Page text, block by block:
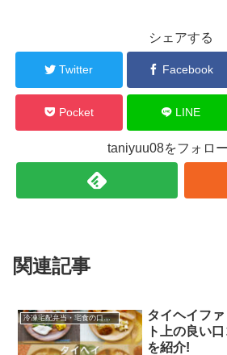
シェアする
Twitter Facebook
Pocket LINE
taniyuu08をフォロ
関連記事
冷凍宅配弁当・宅食の口コミなど
タイヘイフ
ト上の良い
を紹介!